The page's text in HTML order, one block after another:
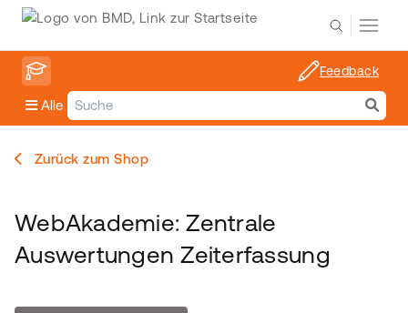
Alle
Feedback
Zurück zum Shop
WebAkademie: Zentrale
Auswertungen Zeiterfassung